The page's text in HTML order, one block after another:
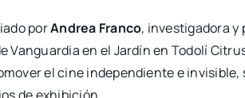
porAndrea Fran­co, inves­ti­ga­do­ra y
Van­guar­dia en el Jar­dín en Todo­lí
el cine inde­pen­dien­te e